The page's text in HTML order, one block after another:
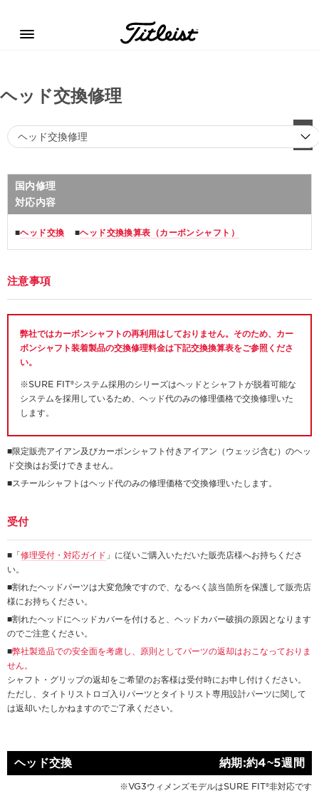
Menu
ヘッド交換修理
国内修理
対応内容
■ヘッド交換 ■ヘッド交換換算表（カーボンシャフト）
注意事項
弊社ではカーボンシャフトの再利用はしておりません。そのため、カー
ボンシャフト装着製品の交換修理料金は下記交換換算表をご参照くださ
い。
※SURE FIT®システム採用のシリーズはヘッドとシャフトが脱着可能な
システムを採用しているため、ヘッド代のみの修理価格で交換修理いた
します。
■限定販売アイアン及びカーボンシャフト付きアイアン（ウェッジ含む）のヘッ
ド交換はお受けできません。
■スチールシャフトはヘッド代のみの修理価格で交換修理いたします。
受付
■「修理受付・対応ガイド 」に従いご購入いただいた販売店様へお持ちくださ
い。
■割れたヘッドパーツは大変危険ですので、なるべく該当箇所を保護して販売店
様にお持ちください。
■割れたヘッドにヘッドカバーを付けると、ヘッドカバー破損の原因となります
のでご注意ください。
■弊社製造品での安全面を考慮し、原則としてパーツの返却はおこなっておりま
せん。
シャフト・グリップの返却をご希望のお客様は受付時にお申し付けください。
ただし、タイトリストロゴ入りパーツとタイトリスト専用設計パーツに関して
は返却いたしかねますのでご了承ください。
ヘッド交換 納期:約4~5週間
※VG3ウィメンズモデルはSURE FIT®非対応です